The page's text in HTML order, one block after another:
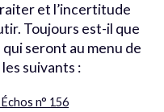
et l’incertitude
Toujours est-il que
seront au menu de
suivants :
n° 156